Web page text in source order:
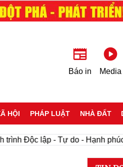
Báo in Media
HỘI PHÁP LUẬT NHÀ ĐẤT
Độc lập - Tự do - Hạnh phúc